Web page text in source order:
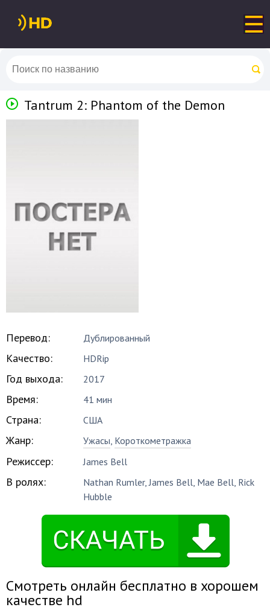
Tantrum 2: Phantom of the Demon
Перевод: Дублированный
Качество: HDRip
Год выхода: 2017
Время: 41 мин
Страна: США
Жанр: Ужасы, Короткометражка
Режиссер: James Bell
В ролях: Nathan Rumler,James Bell, Mae Bell, Rick
Hubble
Смотреть онлайн бесплатно в хорошем
качестве hd